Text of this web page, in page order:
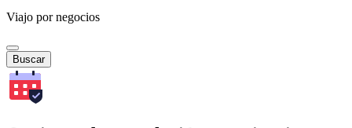
Viajo por negocios
Buscar